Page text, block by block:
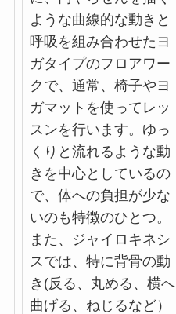
ような曲線的な動きと
呼吸を組み合わせたヨ
ガタイプのフロアワー
クで、通常、椅子やヨ
ガマットを使ってレッ
スンを行います。ゆっ
くりと流れるような動
きを中心としているの
で、体への負担が少な
いのも特徴のひとつ。
また、ジャイロキネシ
スでは、特に背骨の動
き(反る、丸める、横へ
曲げる、ねじるなど）